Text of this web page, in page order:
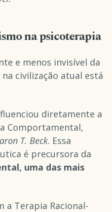
na psicoterapia
e menos invisível da
civilização atual está
diretamente a
Comportamental,
T. Beck. Essa
é precursora da
uma das mais
a Terapia Racional-